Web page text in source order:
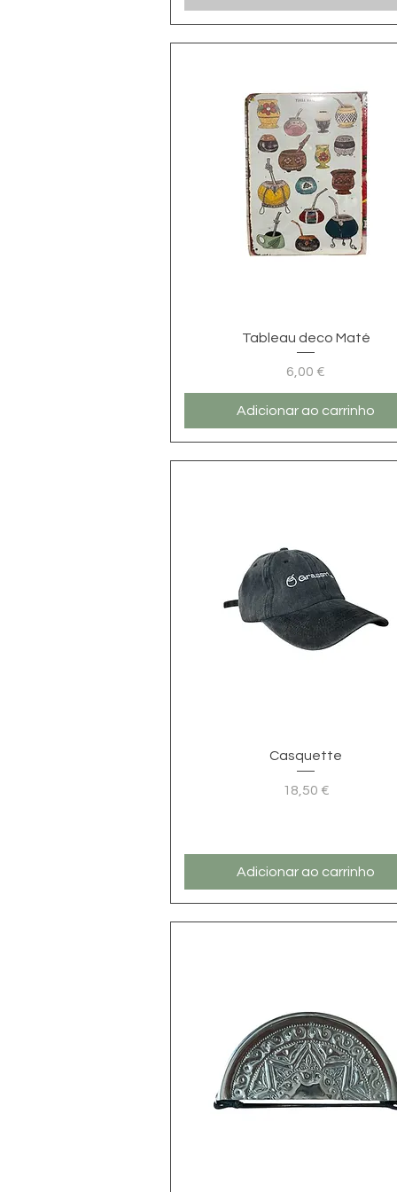
Visualização rápida
Tableau deco Maté
6,00 €
Adicionar ao carrinho
Visualização rápida
Casquette
Preço
18,50 €
Adicionar ao carrinho